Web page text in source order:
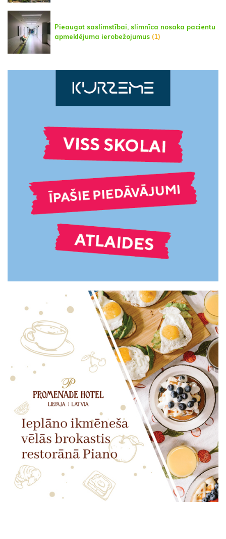
Pieaugot saslimstībai, slimnīca nosaka pacientu
apmeklējuma ierobežojumus (1)